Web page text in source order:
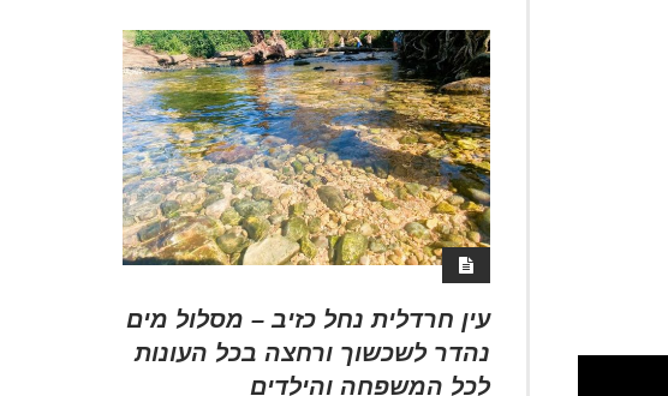
עין חרדלית נחל כזיב – מסלול מים
נהדר לשכשוך ורחצה בכל העונות
לכל המשפחה והילדים